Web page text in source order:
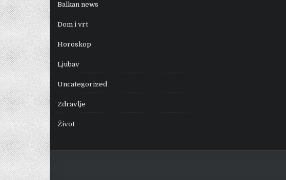
Balkan news
Dom i vrt
Horoskop
Ljubav
Uncategorized
Zdravlje
Život